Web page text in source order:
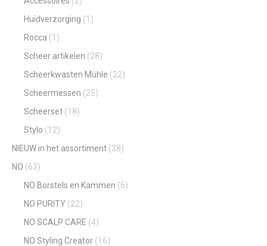
Huidverzorging (1)
Rocca (1)
Scheer artikelen (28)
Scheerkwasten Mühle (22)
Scheermessen (25)
Scheerset (18)
Stylo (12)
NIEUW in het assortiment (38)
NO (63)
NO Borstels en Kammen (6)
NO PURITY (22)
NO SCALP CARE (4)
NO Styling Creator (16)